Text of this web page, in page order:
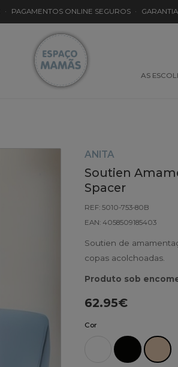
· PAGAMENTOS ONLINE SEGUROS ·
AS
ANITA
Soutien
Spacer
REF: 5010-753-80B
EAN: 4058509185403
Soutien de
copas acolchoadas.
Produto sob
62.95€
Cor